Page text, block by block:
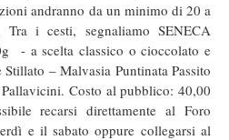
andranno da un minimo di 20 a
i cesti, segnaliamo SENECA
- a scelta classico o cioccolato e
– Malvasia Puntinata Passito
Costo al pubblico: 40,00
recarsi direttamente al Foro
e il sabato oppure collegarsi al